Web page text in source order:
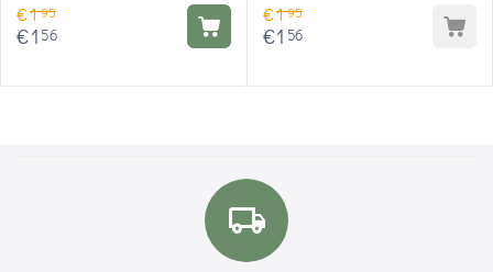
€195
€1 56
€195
€1 56